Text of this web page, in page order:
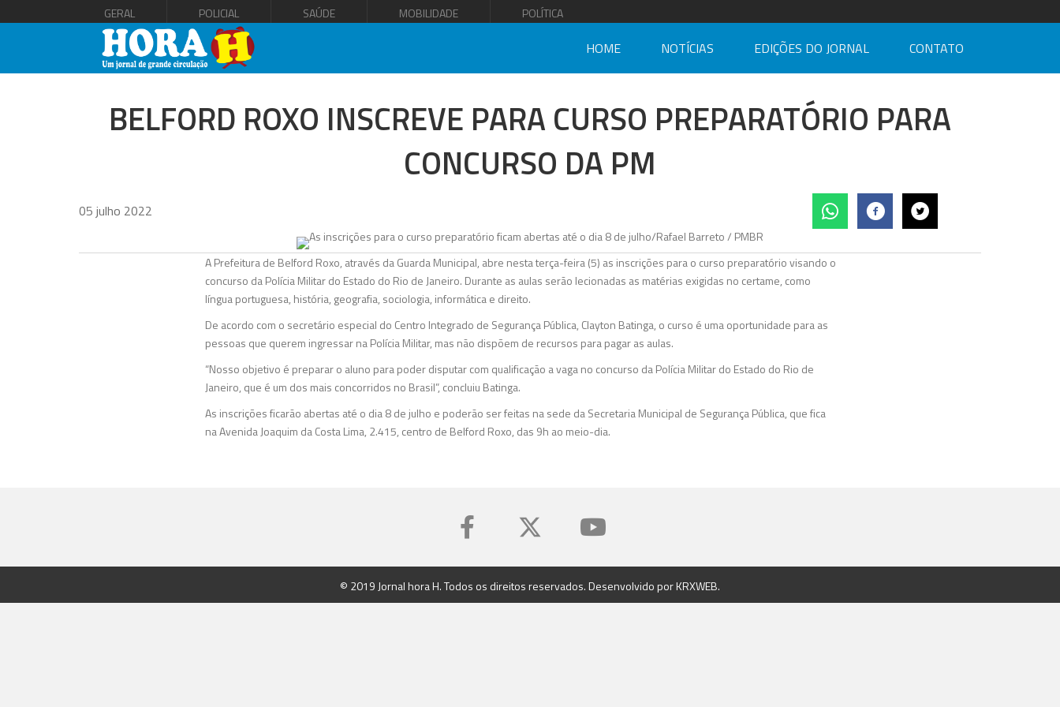
GERAL POLICIAL SAÚDE MOBILIDADE POLÍTICA
HOME NOTÍCIAS EDIÇÕES DO JORNAL CONTATO
BELFORD ROXO INSCREVE PARA CURSO PREPARATÓRIO PARA
CONCURSO DA PM
05 julho 2022
A Prefeitura de Belford Roxo, através da Guarda Municipal, abre nesta terça-feira (5) as inscrições para o curso preparatório visando o
concurso da Polícia Militar do Estado do Rio de Janeiro. Durante as aulas serão lecionadas as matérias exigidas no certame, como
língua portuguesa, história, geografia, sociologia, informática e direito.
De acordo com o secretário especial do Centro Integrado de Segurança Pública, Clayton Batinga, o curso é uma oportunidade para as
pessoas que querem ingressar na Polícia Militar, mas não dispõem de recursos para pagar as aulas.
“Nosso objetivo é preparar o aluno para poder disputar com qualificação a vaga no concurso da Polícia Militar do Estado do Rio de
Janeiro, que é um dos mais concorridos no Brasil”, concluiu Batinga.
As inscrições ficarão abertas até o dia 8 de julho e poderão ser feitas na sede da Secretaria Municipal de Segurança Pública, que fica
na Avenida Joaquim da Costa Lima, 2.415, centro de Belford Roxo, das 9h ao meio-dia.
© 2019 Jornal hora H. Todos os direitos reservados. Desenvolvido porKRXWEB.